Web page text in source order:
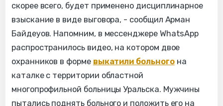
скорее всего, будет применено дисциплинарное
взыскание в виде выговора, - сообщил Арман
Байдеуов. Напомним, в мессенджере WhatsApp
распространилось видео, на котором двое
охранников в форме выкатили больногона
каталке с территории областной
многопрофильной больницы Уральска. Мужчины
пытались поднять больного и положить его на